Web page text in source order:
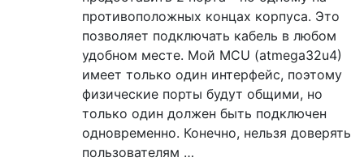
противоположных концах корпуса. Это
позволяет подключать кабель в любом
удобном месте. Мой MCU (atmega32u4)
имеет только один интерфейс, поэтому
физические порты будут общими, но
только один должен быть подключен
одновременно. Конечно, нельзя доверять
пользователям …